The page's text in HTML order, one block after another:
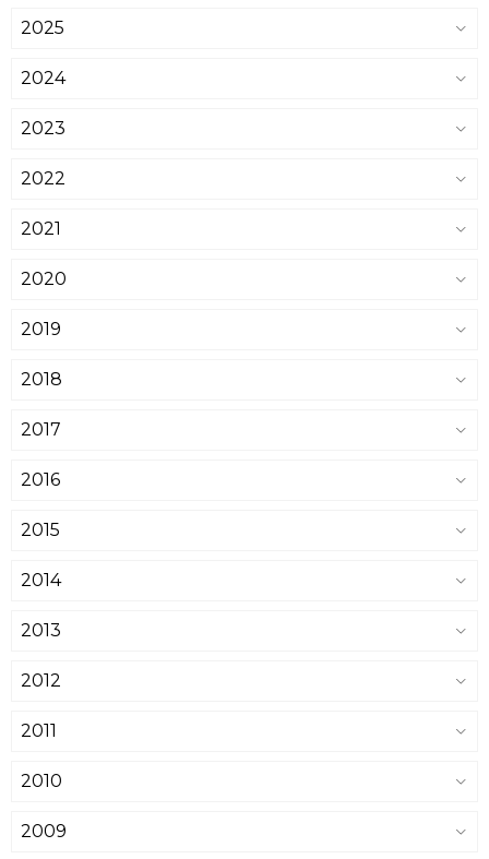
2025
2024
2023
2022
2021
2020
2019
2018
2017
2016
2015
2014
2013
2012
2011
2010
2009